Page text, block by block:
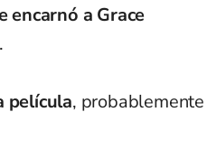
encarnó a Grace
película, probablemente